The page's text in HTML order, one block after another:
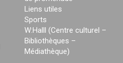
Liens utiles
Sports
W:Halll (Centre culturel –
Bibliothèques –
Médiathèque)